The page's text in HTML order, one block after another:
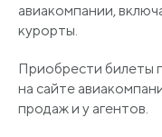
авиакомпании,
курорты.
Приобрести билеты
на сайте
продаж и у агентов.